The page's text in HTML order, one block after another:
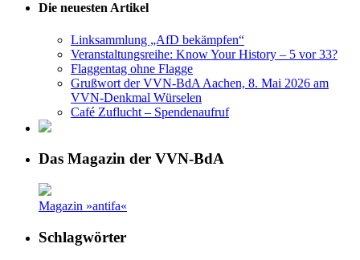
Die neuesten Artikel
Linksammlung „AfD bekämpfen“
Veranstaltungsreihe: Know Your History – 5 vor 33?
Flaggentag ohne Flagge
Grußwort der VVN-BdA Aachen, 8. Mai 2026 am
VVN-Denkmal Würselen
Café Zuflucht – Spendenaufruf
Das Magazin der VVN-BdA
Magazin »antifa«
Schlagwörter